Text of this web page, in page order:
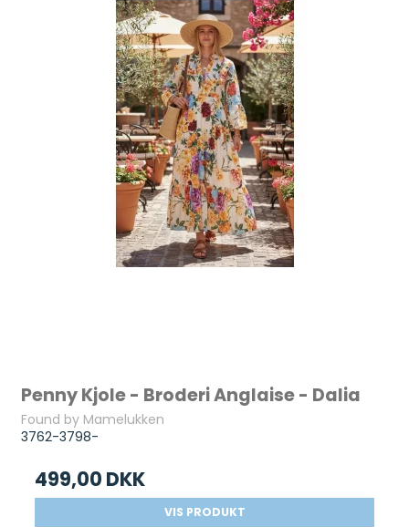
Penny Kjole - Broderi Anglaise - Dalia
Found by Mamelukken
3762-3798-
499,00 DKK
VIS PRODUKT